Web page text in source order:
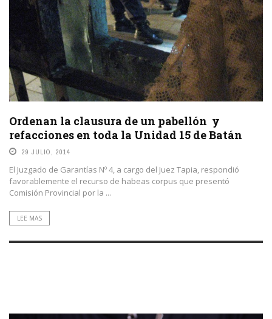
Ordenan la clausura de un pabellón y
refacciones en toda la Unidad 15 de Batán
29 JULIO, 2014
El Juzgado de Garantías Nº 4, a cargo del Juez Tapia, respondió
favorablemente el recurso de habeas corpus que presentó
Comisión Provincial por la ...
LEE MAS